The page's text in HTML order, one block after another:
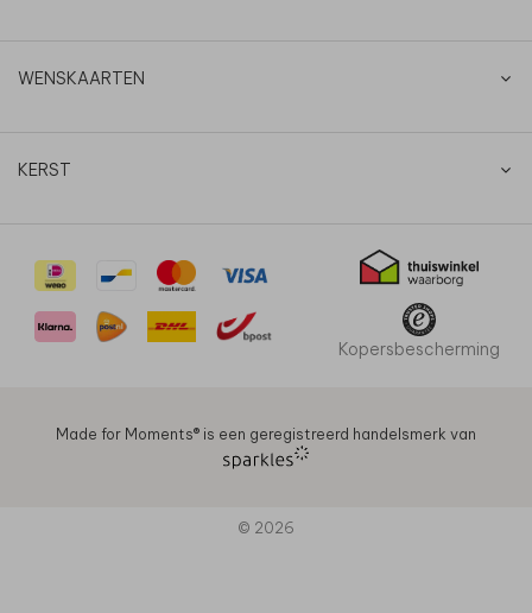
WENSKAARTEN
KERST
Kopersbescherming
Made for Moments®️ is een geregistreerd handelsmerk van
© 2026